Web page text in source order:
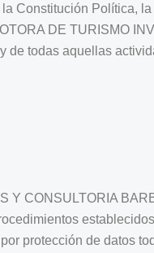
Constitución Política, la
DE TURISMO
de todas aquellas
Y CONSULTORIA
protección de datos